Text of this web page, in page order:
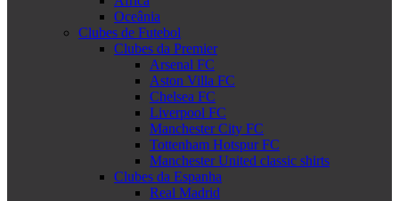
Oceânia
Clubes de Futebol
Clubes da Premier
Arsenal FC
Aston Villa FC
Chelsea FC
Liverpool FC
Manchester City FC
Tottenham Hotspur FC
Manchester United classic shirts
Clubes da Espanha
Real Madrid